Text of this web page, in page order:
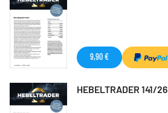
9,90 €
HEBELTRADER 141/26